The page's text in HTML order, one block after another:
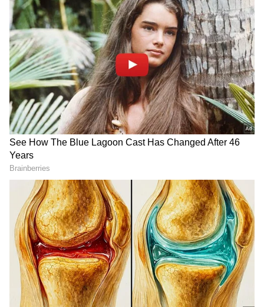
2
6
அப்படியாக சர்க்கரை நோயாளிகள்
என்னென்னெ உணவுகள் சாப்பிடலாம்,